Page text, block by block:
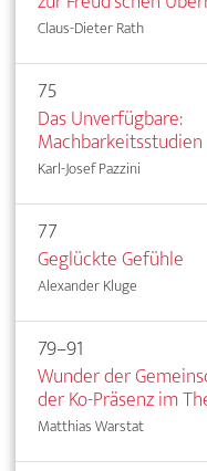
Claus-Dieter Rath
75
Das Unverfügbare:
Machbarkeitsstudien
Karl-Josef Pazzini
77
Geglückte Gefühle
Alexander Kluge
79–91
Wunder der
der Ko-Präsenz im
Matthias Warstat